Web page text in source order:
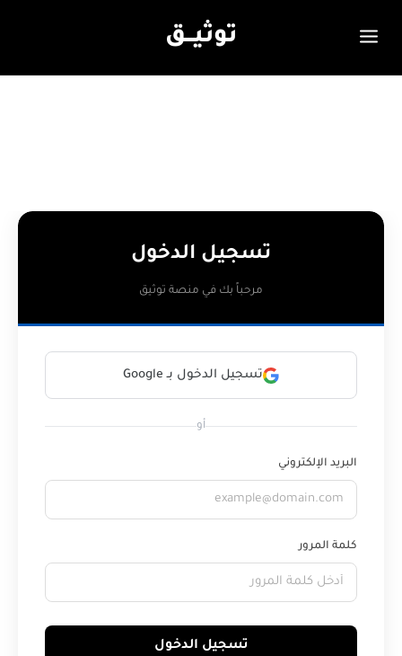
توثيـــق
تسجيل الدخول
مرحباً بك في منصة توثيق
تسجيل الدخول بـ Google
أو
البريد الإلكتروني
كلمة المرور
تسجيل الدخول